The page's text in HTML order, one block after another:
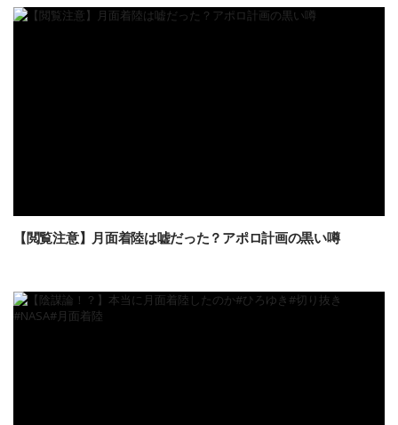
【閲覧注意】月面着陸は嘘だった？アポロ計画の黒い噂